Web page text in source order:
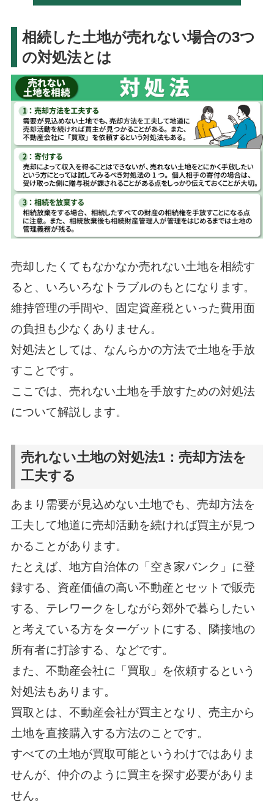
相続した土地が売れない場合の3つ
の対処法とは
売却したくてもなかなか売れない土地を相続す
ると、いろいろなトラブルのもとになります。
維持管理の手間や、固定資産税といった費用面
の負担も少なくありません。
対処法としては、なんらかの方法で土地を手放
すことです。
ここでは、売れない土地を手放すための対処法
について解説します。
売れない土地の対処法1：売却方法を
工夫する
あまり需要が見込めない土地でも、売却方法を
工夫して地道に売却活動を続ければ買主が見つ
かることがあります。
たとえば、地方自治体の「空き家バンク」に登
録する、資産価値の高い不動産とセットで販売
する、テレワークをしながら郊外で暮らしたい
と考えている方をターゲットにする、隣接地の
所有者に打診する、などです。
また、不動産会社に「買取」を依頼するという
対処法もあります。
買取とは、不動産会社が買主となり、売主から
土地を直接購入する方法のことです。
すべての土地が買取可能というわけではありま
せんが、仲介のように買主を探す必要がありま
せん。